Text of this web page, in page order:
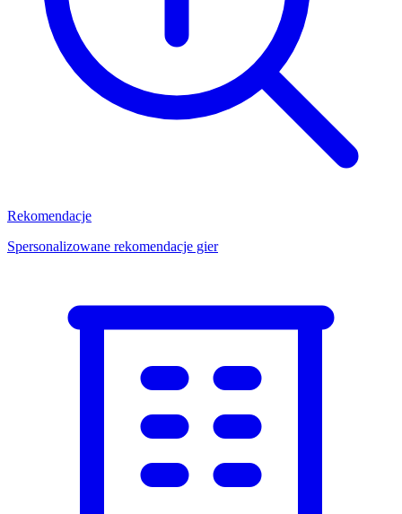
Rekomendacje
Spersonalizowane rekomendacje gier